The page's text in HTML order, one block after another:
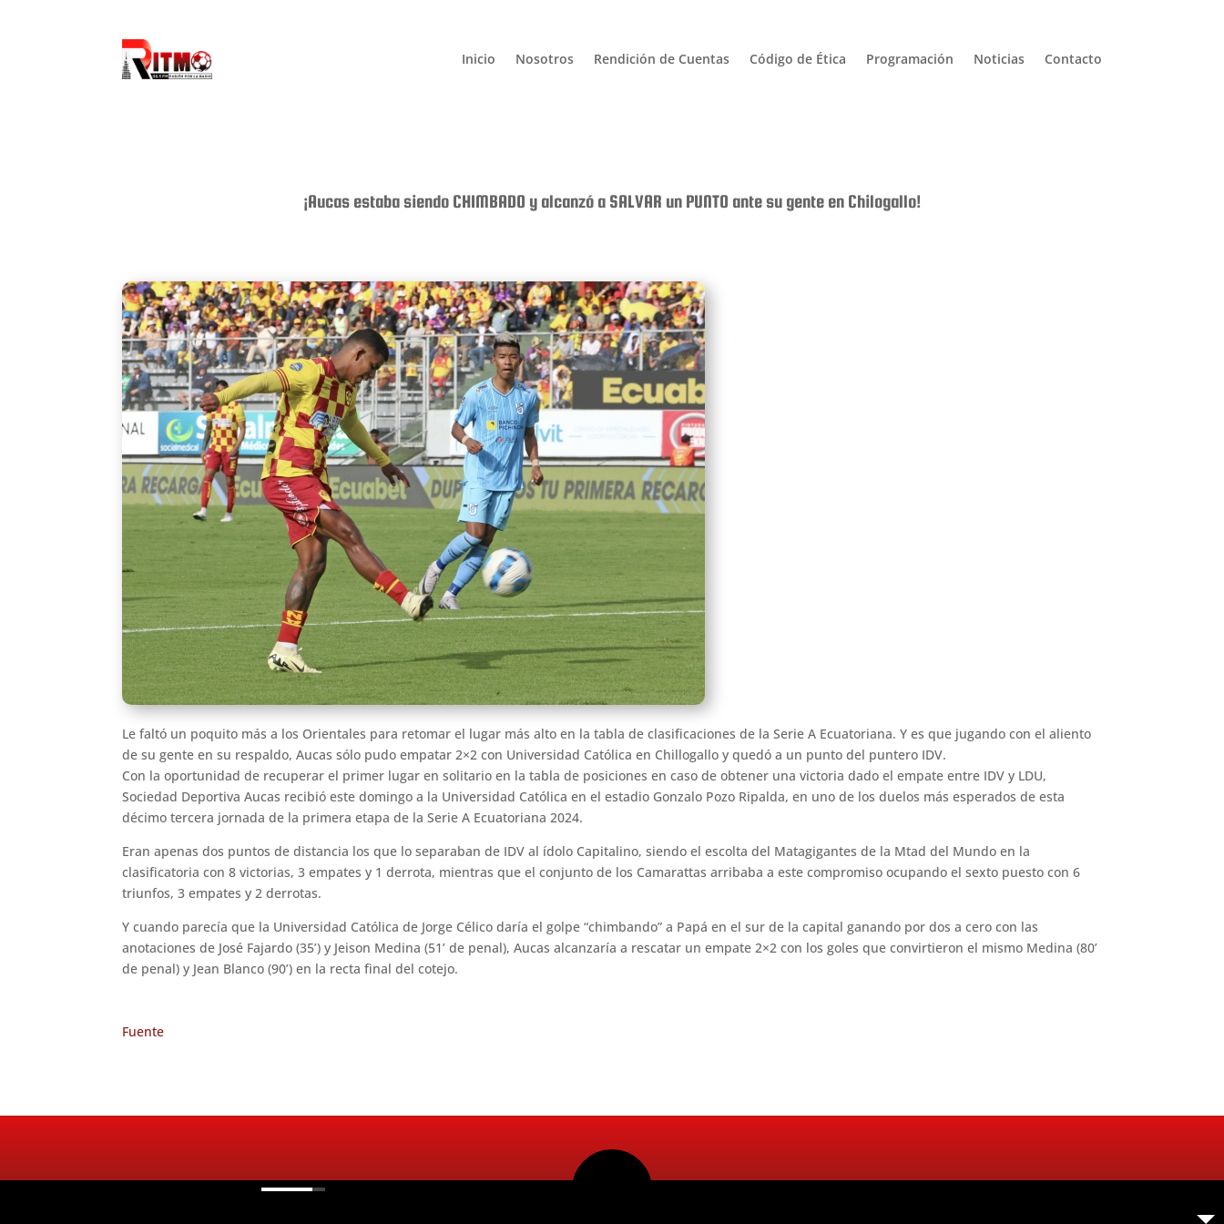
Inicio Nosotros Rendición de Cuentas Código de Ética Programación Noticias Contacto
¡Aucas estaba siendo CHIMBADO y alcanzó a SALVAR un PUNTO ante su gente en Chilogallo!
Le faltó un poquito más a los Orientales para retomar el lugar más alto en la tabla de clasificaciones de la Serie A Ecuatoriana. Y es que jugando con el aliento
de su gente en su respaldo, Aucas sólo pudo empatar 2×2 con Universidad Católica en Chillogallo y quedó a un punto del puntero IDV.
Con la oportunidad de recuperar el primer lugar en solitario en la tabla de posiciones en caso de obtener una victoria dado el empate entre IDV y LDU,
Sociedad Deportiva Aucas recibió este domingo a la Universidad Católica en el estadio Gonzalo Pozo Ripalda, en uno de los duelos más esperados de esta
décimo tercera jornada de la primera etapa de la Serie A Ecuatoriana 2024.
Eran apenas dos puntos de distancia los que lo separaban de IDV al ídolo Capitalino, siendo el escolta del Matagigantes de la Mtad del Mundo en la
clasificatoria con 8 victorias, 3 empates y 1 derrota, mientras que el conjunto de los Camarattas arribaba a este compromiso ocupando el sexto puesto con 6
triunfos, 3 empates y 2 derrotas.
Y cuando parecía que la Universidad Católica de Jorge Célico daría el golpe “chimbando” a Papá en el sur de la capital ganando por dos a cero con las
anotaciones de José Fajardo (35’) y Jeison Medina (51’ de penal), Aucas alcanzaría a rescatar un empate 2×2 con los goles que convirtieron el mismo Medina (80’
de penal) y Jean Blanco (90’) en la recta final del cotejo.
Fuente